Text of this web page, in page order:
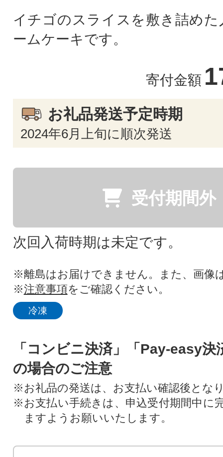
イチゴのスライスを敷き詰め
ームケーキです。
寄付金額
お礼品発送予定時期
2024年6月上旬に順次発送
受付期間外
次回入荷時期は未定です。
※離島はお届けできません。また、画像
※注意事項をご確認ください。
冷凍
「コンビニ決済」「Pay-easy決
の場合のご注意
※お礼品の発送は、お支払い確認後とな
※お支払い手続きは、申込受付期間中に
ますようお願いいたします。